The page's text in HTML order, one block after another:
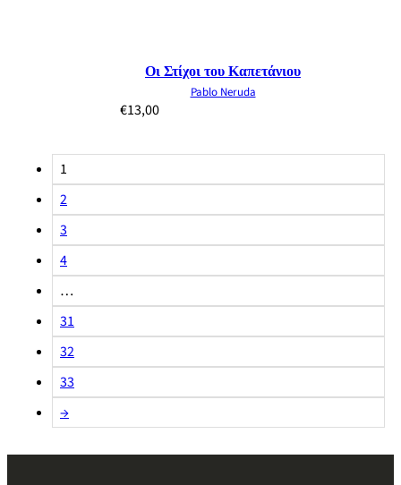
Οι Στίχοι του Καπετάνιου
Pablo Neruda
€13,00
1
2
3
4
…
31
32
33
→